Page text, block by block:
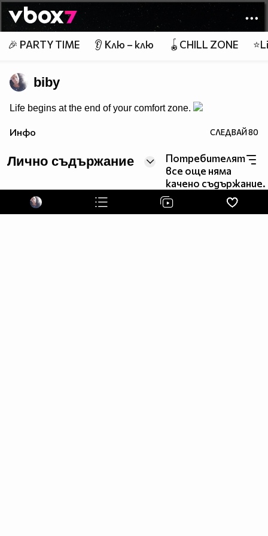
Member of
👾
🎉 PARTY TIME 👂 Клю – клю 🪀CHILL ZONE
biby
Life begins at the end of your comfort zone.
Инфо СЛЕДВАЙ80
Лично съдържание
Потребителят
все още няма
качено съдържание.